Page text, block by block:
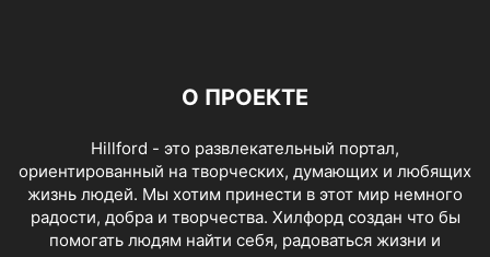
О ПРОЕКТЕ
Hillford - это развлекательный портал,
ориентированный на творческих, думающих и любящих
жизнь людей. Мы хотим принести в этот мир немного
радости, добра и творчества. Хилфорд создан что бы
помогать людям найти себя, радоваться жизни и